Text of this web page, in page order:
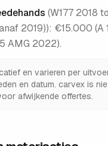
(W177 2018
2019)): €15.000 (A
AMG 2022).
en varieren per
en datum. carvex is
afwijkende offertes.